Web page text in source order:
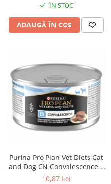
ÎN STOC
ADAUGĂ ÎN COȘ
Purina Pro Plan Vet Diets Cat
and Dog CN Convalescence –
195 g
10,87 Lei